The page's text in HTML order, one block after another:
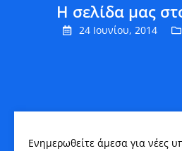
Η σελίδα μας
24 Ιουνίου, 2014
Ενημερωθείτε άμεσα για νέες